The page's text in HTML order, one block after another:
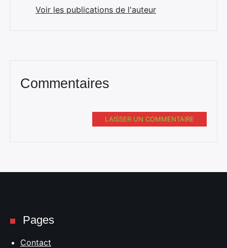
Voir les publications de l'auteur
Commentaires
LAISSER UN COMMENTAIRE
Pages
Contact